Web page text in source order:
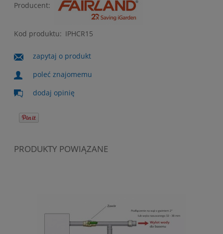
Producent:
Kod produktu: IPHCR15
zapytaj o produkt
poleć znajomemu
dodaj opinię
PRODUKTY POWIĄZANE